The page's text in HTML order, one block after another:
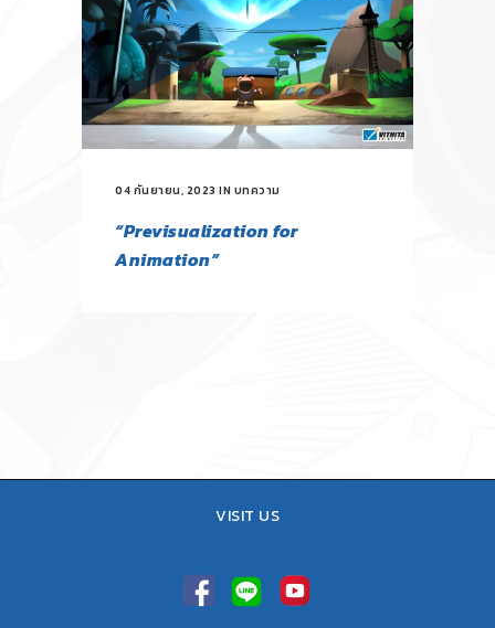
04 กันยายน, 2023 IN บทความ
“Previsualization for
Animation”
VISIT US